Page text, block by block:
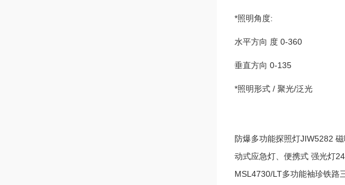
*照明角度:
水平方向 度 0-360
垂直方向 0-135
*照明形式 / 聚光/泛光
防爆多功能探照灯JIW5282
动式应急灯、便携式 强光灯
MSL4730/LT多功能袖珍铁路